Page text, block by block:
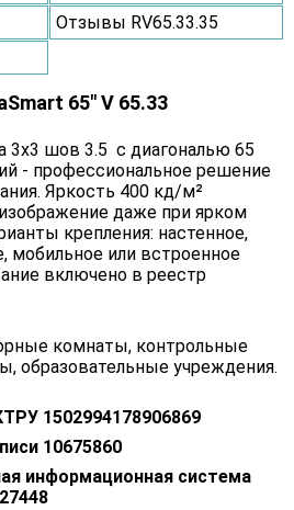
Отзывы RV65.33.35
65" V 65.33
3x3 шов 3.5 с диагональю 65
- профессиональное решение
Яркость 400 кд/м²
даже при ярком
крепления: настенное,
мобильное или встроенное
включено в реестр
комнаты, контрольные
образовательные учреждения.
1502994178906869
10675860
информационная система